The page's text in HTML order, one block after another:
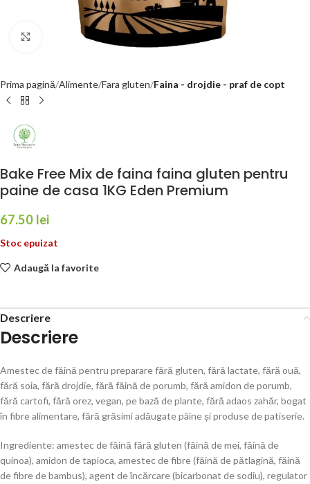
Faceți click pentru a mări
Prima pagină Alimente Fara gluten Faina - drojdie - praf de copt
Bake Free Mix de faina faina gluten pentru
paine de casa 1KG Eden Premium
67.50 lei
Stoc epuizat
Adaugă la favorite
Descriere
Descriere
Amestec de făină pentru preparare fără gluten, fără lactate, fără ouă,
fără soia, fără drojdie, fără făină de porumb, fără amidon de porumb,
fără cartofi, fără orez, vegan, pe bază de plante, fără adaos zahăr, bogat
în fibre alimentare, fără grăsimi adăugate pâine și produse de patiserie.
Ingrediente: amestec de făină fără gluten (făină de mei, făină de
quinoa), amidon de tapioca, amestec de fibre (făină de pătlagină, făină
de fibre de bambus), agent de încărcare (bicarbonat de sodiu), regulator